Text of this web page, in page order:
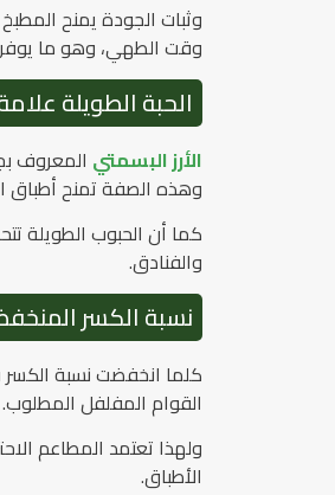
وثبات الجودة يمنح
وقت الطهي، وهو ما يوفر
الحبة الطويلة
الأرز البسمتي المعروف
وهذه الصفة تمنح أطباق
كما أن الحبوب الطويلة
والفنادق.
نسبة الكسر
كلما انخفضت نسبة الكسر
القوام المفلفل المطلوب.
ولهذا تعتمد المطاعم
الأطباق.